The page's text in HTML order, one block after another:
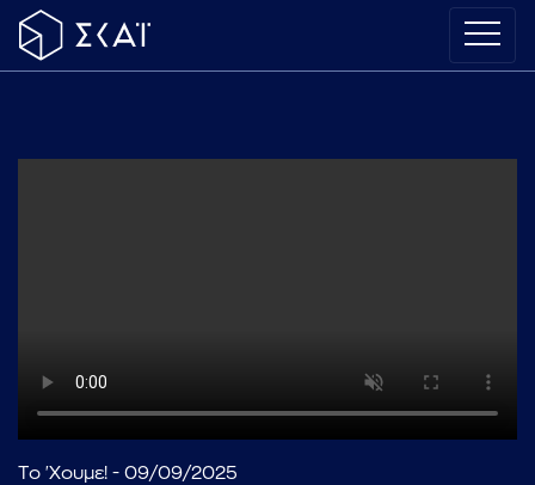
Το 'Χουμε! - 09/09/2025